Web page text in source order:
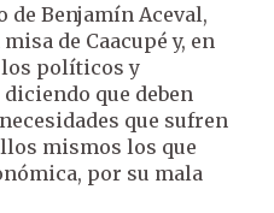
de Benjamín Aceval,
de Caacupé y, en
políticos y
que deben
que sufren
mismos los que
por su mala